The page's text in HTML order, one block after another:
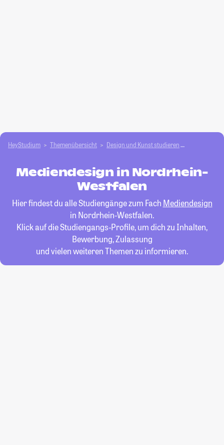
HeyStudium Themenübersicht Design und Kunst studieren
Mediendesign in Nordrhein-
Westfalen
Hier findest du alle Studiengänge zum Fach Mediendesign
in Nordrhein-Westfalen.
Klick auf die Studiengangs-Profile, um dich zu Inhalten,
Bewerbung, Zulassung
und vielen weiteren Themen zu informieren.